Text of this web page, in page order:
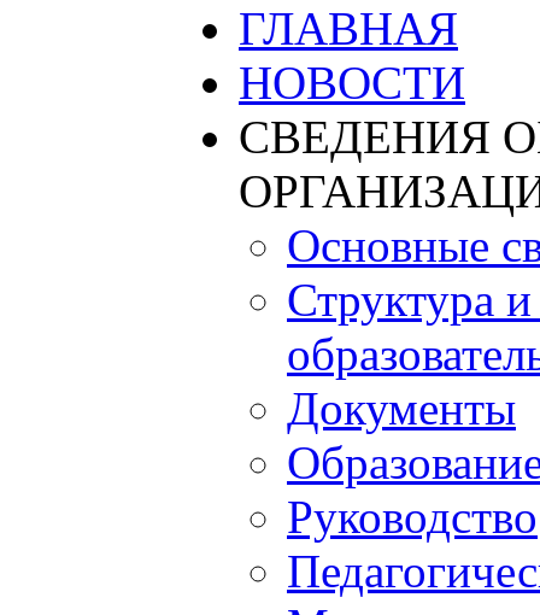
ГЛАВНАЯ
НОВОСТИ
СВЕДЕНИЯ
Основные
Структура
Документы
Руководство